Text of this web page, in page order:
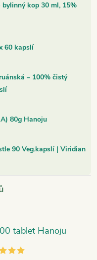
bylinný kop 30 ml, 15%
60 kapslí
– 100% čistý
80g Hanoju
90 Veg.kapslí | Viridian
tablet Hanoju